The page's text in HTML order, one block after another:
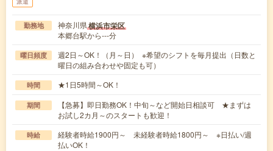
派遣
勤務地 神奈川県横浜市栄区
本郷台駅から---分
曜日頻度
週2日～OK！（月～日） ※希望のシフトを毎月提出（日数と
曜日の組み合わせや固定も可）
時間 ★1日5時間～OK！
期間
【急募】即日勤務OK！中旬～など開始日相談可 ★まずは
お試し2カ月～のスタートも歓迎！
時給
経験者時給1900円～ 未経験者時給1800円～ ※日払い/週
払いOK！